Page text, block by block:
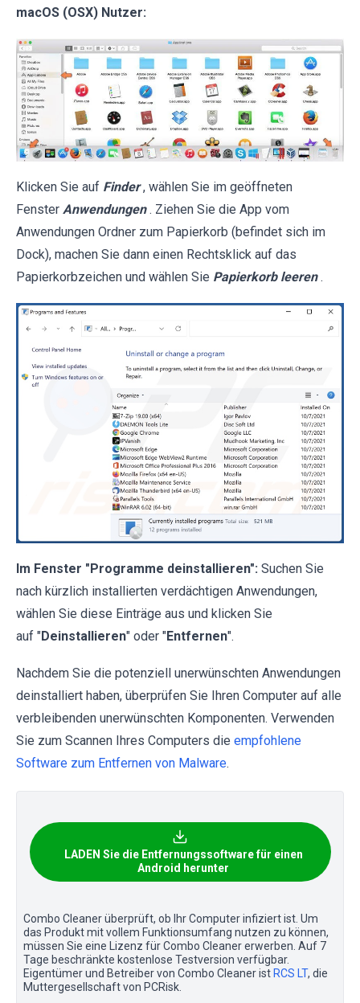
macOS (OSX) Nutzer:
Klicken Sie auf Finder , wählen Sie im geöffneten
Fenster Anwendungen . Ziehen Sie die App vom
Anwendungen Ordner zum Papierkorb (befindet sich im
Dock), machen Sie dann einen Rechtsklick auf das
Papierkorbzeichen und wählen Sie Papierkorb leeren .
Im Fenster "Programme deinstallieren": Suchen Sie
nach kürzlich installierten verdächtigen Anwendungen,
wählen Sie diese Einträge aus und klicken Sie
auf "Deinstallieren" oder "Entfernen".
Nachdem Sie die potenziell unerwünschten Anwendungen
deinstalliert haben, überprüfen Sie Ihren Computer auf alle
verbleibenden unerwünschten Komponenten. Verwenden
Sie zum Scannen Ihres Computers die empfohlene
Software zum Entfernen von Malware.
LADEN Sie die Entfernungssoftware für einen
Android herunter
Combo Cleaner überprüft, ob Ihr Computer infiziert ist. Um
das Produkt mit vollem Funktionsumfang nutzen zu können,
müssen Sie eine Lizenz für Combo Cleaner erwerben. Auf 7
Tage beschränkte kostenlose Testversion verfügbar.
Eigentümer und Betreiber von Combo Cleaner ist RCS LT, die
Muttergesellschaft von PCRisk.